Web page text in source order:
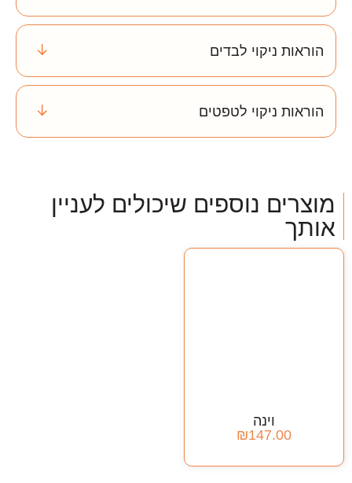
הוראות ניקוי לבדים
הוראות ניקוי לטפטים
מוצרים נוספים שיכולים לעניין
אותך
לצפייה במוצר
וינה
₪147.00